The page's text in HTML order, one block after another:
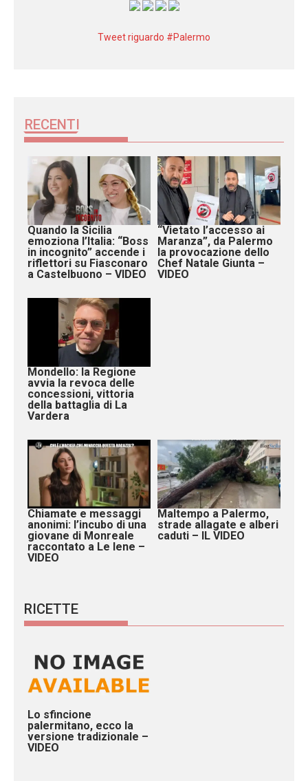
Tweet riguardo #Palermo
RECENTI
Quando la Sicilia
emoziona l’Italia: “Boss
in incognito” accende i
riflettori su Fiasconaro
a Castelbuono – VIDEO
“Vietato l’accesso ai
Maranza”, da Palermo
la provocazione dello
Chef Natale Giunta –
VIDEO
Mondello: la Regione
avvia la revoca delle
concessioni, vittoria
della battaglia di La
Vardera
Chiamate e messaggi
anonimi: l’incubo di una
giovane di Monreale
raccontato a Le Iene –
VIDEO
Maltempo a Palermo,
strade allagate e alberi
caduti – IL VIDEO
RICETTE
Lo sfincione
palermitano, ecco la
versione tradizionale –
VIDEO